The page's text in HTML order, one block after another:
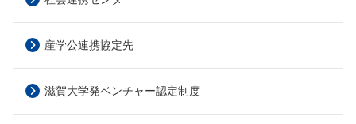
産学公連携協定先
滋賀大学発ベンチャー認定制度